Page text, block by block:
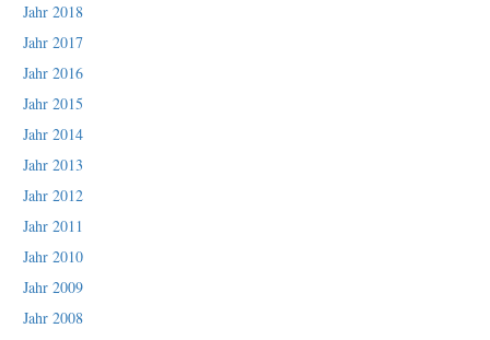
Jahr 2018
Jahr 2017
Jahr 2016
Jahr 2015
Jahr 2014
Jahr 2013
Jahr 2012
Jahr 2011
Jahr 2010
Jahr 2009
Jahr 2008